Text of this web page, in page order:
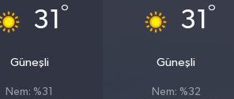
31 °
Güneşli
Nem: %31
31 °
Güneşli
Nem: %32